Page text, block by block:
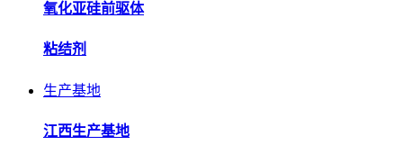
氧化亚硅前驱体
粘结剂
生产基地
江西生产基地